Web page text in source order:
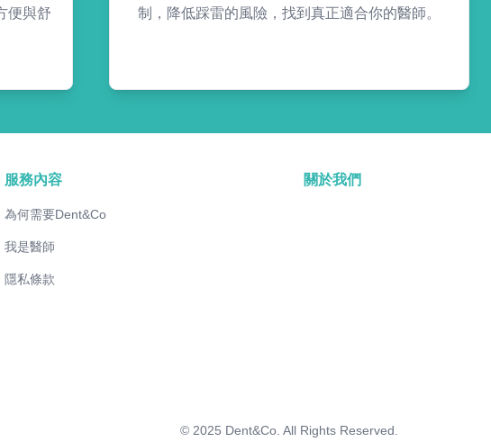
便與舒
制，降低踩雷的風險，找到真正適合你的醫師。
服務內容
為何需要Dent&Co
我是醫師
隱私條款
關於我們
© 2025 Dent&Co. All Rights Reserved.